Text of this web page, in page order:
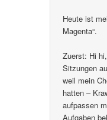
Heute ist
Magenta“.
Zuerst: Hi
Sitzungen
weil mein
hatten –
aufpassen
Aufgaben